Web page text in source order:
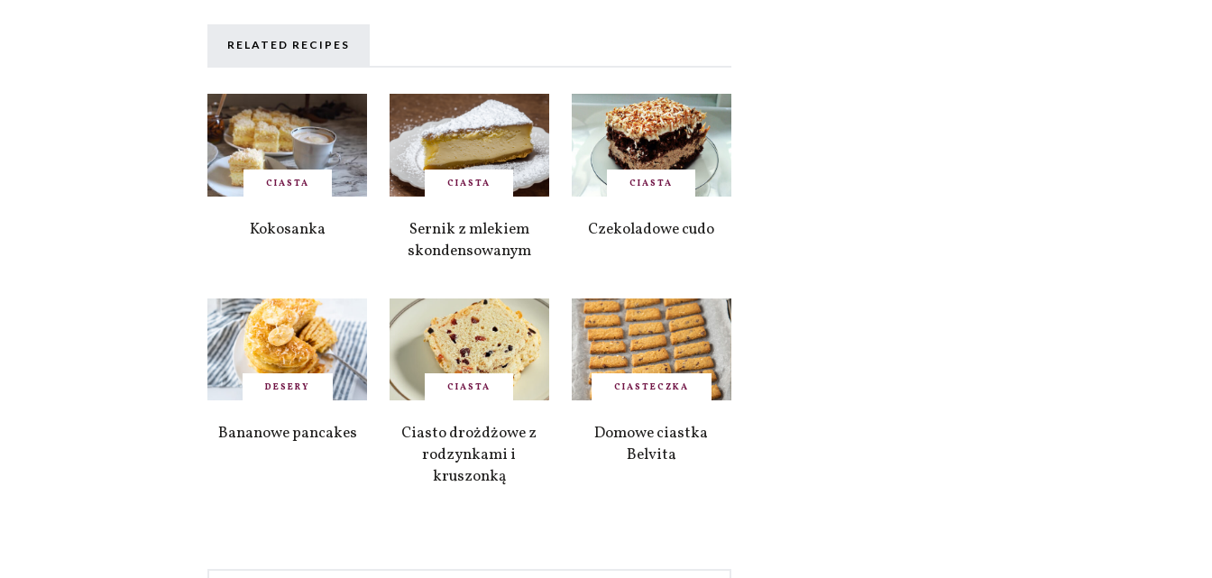
RELATED RECIPES
CIASTA
Kokosanka
CIASTA
Sernik z mlekiem
skondensowanym
CIASTA
Czekoladowe cudo
DESERY
Bananowe pancakes
CIASTA
Ciasto drożdżowe z
rodzynkami i
kruszonką
CIASTECZKA
Domowe ciastka
Belvita